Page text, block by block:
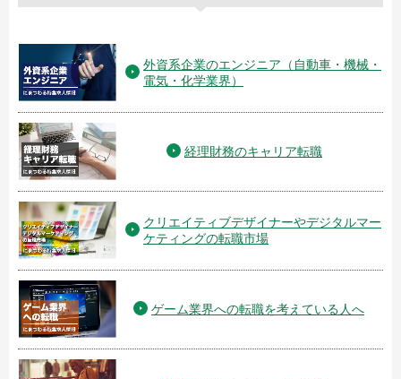
外資系企業のエンジニア（自動車・機械・
電気・化学業界）
経理財務のキャリア転職
クリエイティブデザイナーやデジタルマー
ケティングの転職市場
ゲーム業界への転職を考えている人へ